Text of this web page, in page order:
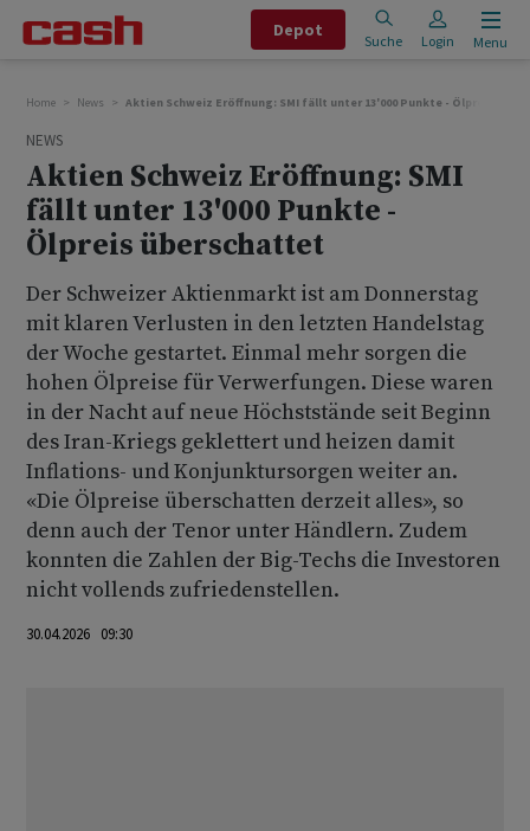
Depot
Suche Login Menu
Home News Aktien Schweiz Eröffnung: SMI fällt unter 13'000 Punkte - Ölpreis
NEWS
Aktien Schweiz Eröffnung: SMI
fällt unter 13'000 Punkte -
Ölpreis überschattet
Der Schweizer Aktienmarkt ist am Donnerstag
mit klaren Verlusten in den letzten Handelstag
der Woche gestartet. Einmal mehr sorgen die
hohen Ölpreise für Verwerfungen. Diese waren
in der Nacht auf neue Höchststände seit Beginn
des Iran-Kriegs geklettert und heizen damit
Inflations- und Konjunktursorgen weiter an.
«Die Ölpreise überschatten derzeit alles», so
denn auch der Tenor unter Händlern. Zudem
konnten die Zahlen der Big-Techs die Investoren
nicht vollends zufriedenstellen.
30.04.2026 09:30